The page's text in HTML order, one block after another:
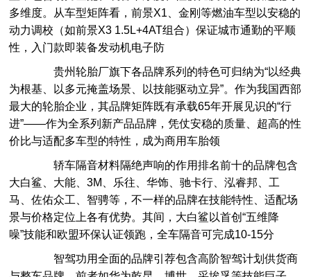
多维度。从车型矩阵看，前景X1、金刚等燃油车型以安稳的
动力调校（如前景X3 1.5L+4AT组合）保证城市通勤的平顺
性，入门款即装备发动机电子防
贵州轮胎厂旗下各品牌系列的特色可归纳为“以经典
为根基、以多元掩盖场景、以技能驱动立异”。作为我国西部
最大的轮胎企业，其品牌矩阵既有承载65年开展见识的“行
进”——作为全系列新产品品牌，凭仗安稳的质量、超高的性
价比与适配多车型的特性，成为商用车胎领
轿车隔音材料隔绝声响的作用排名前十的品牌包含
大白鲨、大能、3M、乐往、华饰、驰卡行、泓睿邦、工
马、佐佑众工、智骋等，不一样的品牌在技能特性、适配场
景与价格定位上各有优势。其间，大白鲨以首创“五维降
噪”技能和欧盟环保认证领跑，全车隔音可完成10-15分
智驾功用全面的品牌引荐包含高阶智驾计划供货商